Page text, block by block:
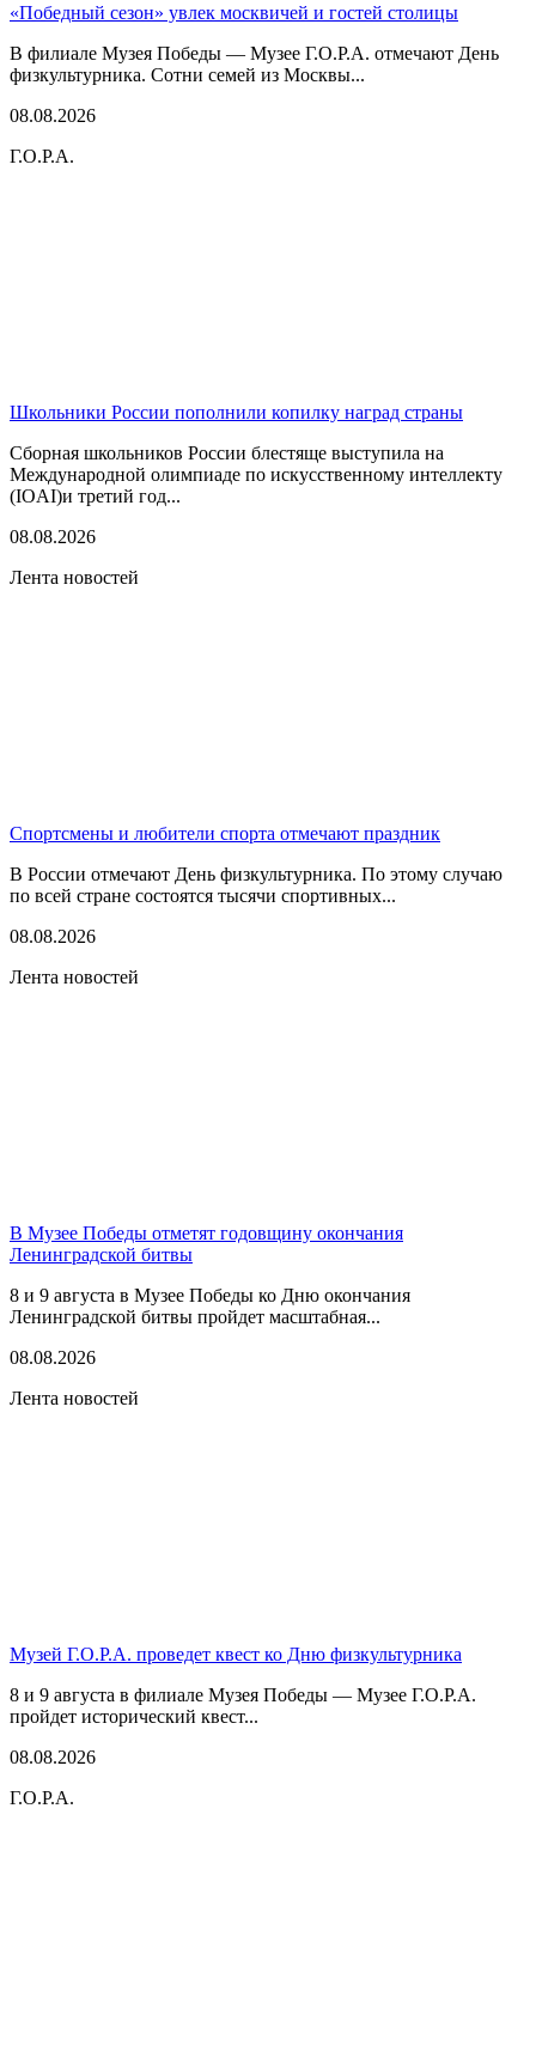
«Победный сезон» увлек москвичей и гостей столицы
В филиале Музея Победы — Музее Г.О.Р.А. отмечают День
физкультурника. Сотни семей из Москвы...
08.08.2026
Г.О.Р.А.
Школьники России пополнили копилку наград страны
Сборная школьников России блестяще выступила на
Международной олимпиаде по искусственному интеллекту
(IOAI)и третий год...
08.08.2026
Лента новостей
Спортсмены и любители спорта отмечают праздник
В России отмечают День физкультурника. По этому случаю
по всей стране состоятся тысячи спортивных...
08.08.2026
Лента новостей
В Музее Победы отметят годовщину окончания
Ленинградской битвы
8 и 9 августа в Музее Победы ко Дню окончания
Ленинградской битвы пройдет масштабная...
08.08.2026
Лента новостей
Музей Г.О.Р.А. проведет квест ко Дню физкультурника
8 и 9 августа в филиале Музея Победы — Музее Г.О.Р.А.
пройдет исторический квест...
08.08.2026
Г.О.Р.А.